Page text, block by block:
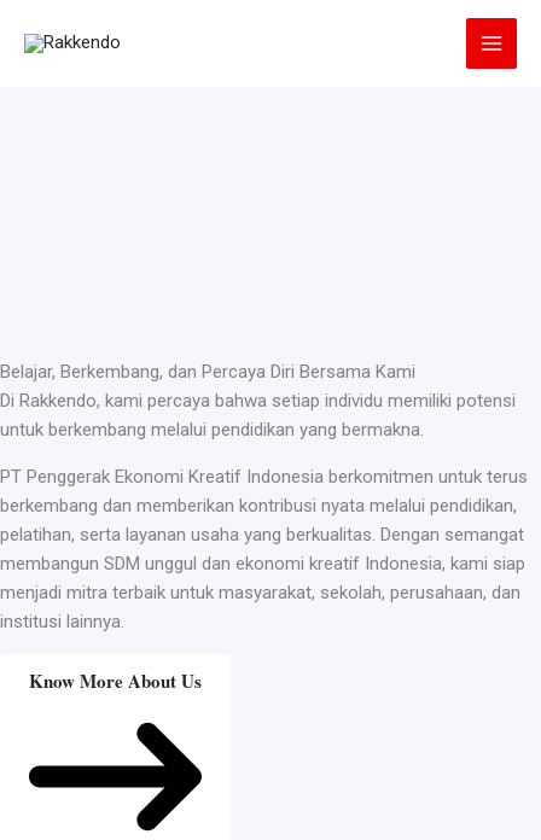
Belajar, Berkembang, dan Percaya Diri Bersama Kami
Di Rakkendo, kami percaya bahwa setiap individu memiliki potensi
untuk berkembang melalui pendidikan yang bermakna.
PT Penggerak Ekonomi Kreatif Indonesia berkomitmen untuk terus
berkembang dan memberikan kontribusi nyata melalui pendidikan,
pelatihan, serta layanan usaha yang berkualitas. Dengan semangat
membangun SDM unggul dan ekonomi kreatif Indonesia, kami siap
menjadi mitra terbaik untuk masyarakat, sekolah, perusahaan, dan
institusi lainnya.
Know More About Us